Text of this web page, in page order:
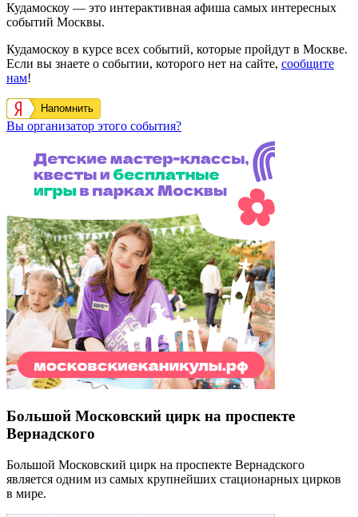
Кудамоскоу — это интерактивная афиша самых интересных
событий Москвы.
Кудамоскоу в курсе всех событий, которые пройдут в Москве.
Если вы знаете о событии, которого нет на сайте, сообщите
нам!
Напомнить
Вы организатор этого события?
Большой Московский цирк на проспекте
Вернадского
Большой Московский цирк на проспекте Вернадского
является одним из самых крупнейших стационарных цирков
в мире.